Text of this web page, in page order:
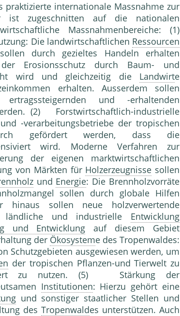
praktizierte internationale Massnahme zur
ist zugeschnitten auf die nationalen
Massnahmenbereiche: (1)
Die landwirtschaftlichen Ressourcen
durch gezieltes Handeln erhalten
Erosionsschutz durch Baum- und
wird und gleichzeitig die Landwirte
erhalten. Ausserdem sollen
und -erhaltenden
(2) Forstwirtschaftlich-industrielle
-verarbeitungsbetriebe der tropischen
gefördert werden, dass die
wird. Moderne Verfahren zur
der eigenen marktwirtschaftlichen
von Märkten für Holzerzeugnisse sollen
und Energie: Die Brennholzvorräte
sollen durch globale Hilfen
hinaus sollen neue holzverwertende
ländliche und industrielle Entwicklung
und Entwicklung auf diesem Gebiet
der Ökosysteme des Tropenwaldes:
Schutzgebieten ausgewiesen werden, um
der tropischen Pflanzen-und Tierwelt zu
zu nutzen. (5) Stärkung der
Institutionen: Hierzu gehört eine
und sonstiger staatlicher Stellen und
des Tropenwaldes unterstützen. Auch